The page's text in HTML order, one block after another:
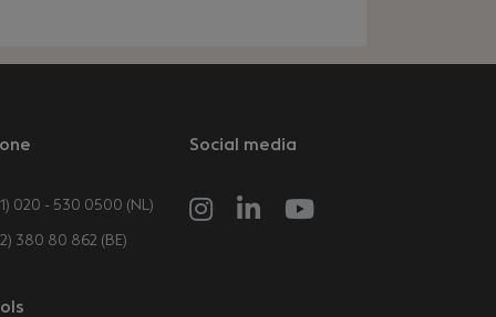
020 - 530 0500 (NL)
380 80 862 (BE)
Social media